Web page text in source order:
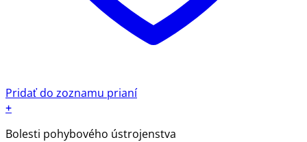
Pridať do zoznamu prianí
+
Bolesti pohybového ústrojenstva